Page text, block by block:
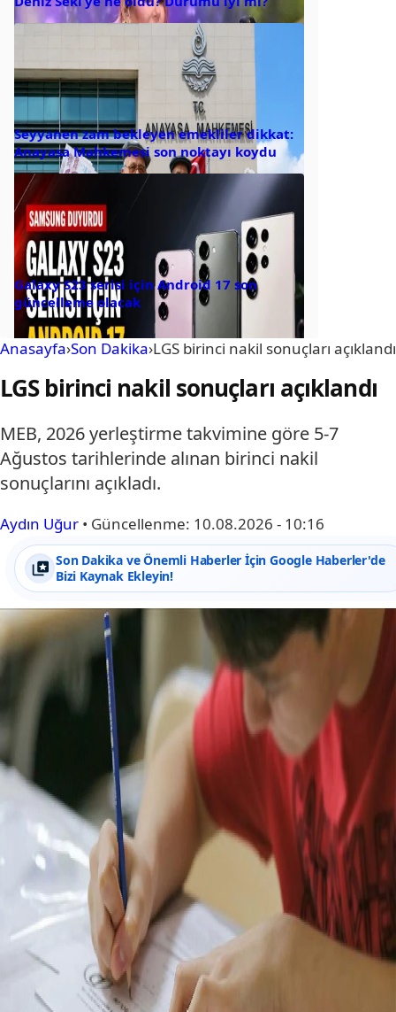
Seyyanen zam bekleyen emekliler dikkat:
Anayasa Mahkemesi son noktayı koydu
Galaxy S23 serisi için Android 17 son
güncelleme olacak
Anasayfa›Son Dakika›LGS birinci nakil sonuçları açıklandı
LGS birinci nakil sonuçları açıklandı
MEB, 2026 yerleştirme takvimine göre 5-7
Ağustos tarihlerinde alınan birinci nakil
sonuçlarını açıkladı.
Aydın Uğur • Güncellenme: 10.08.2026 - 10:16
Son Dakika ve Önemli Haberler İçin Google Haberler'de
Bizi Kaynak Ekleyin!